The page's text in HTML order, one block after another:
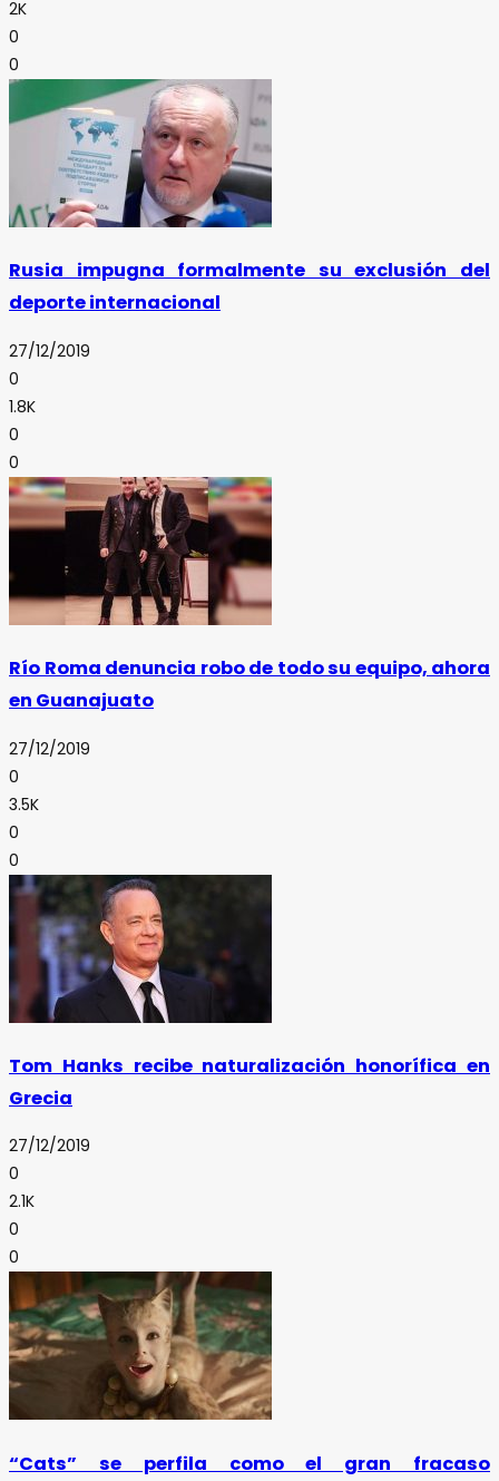
2K
0
0
Rusia impugna formalmente su exclusión del
deporte internacional
27/12/2019
0
1.8K
0
0
Río Roma denuncia robo de todo su equipo, ahora
en Guanajuato
27/12/2019
0
3.5K
0
0
Tom Hanks recibe naturalización honorífica en
Grecia
27/12/2019
0
2.1K
0
0
“Cats” se perfila como el gran fracaso